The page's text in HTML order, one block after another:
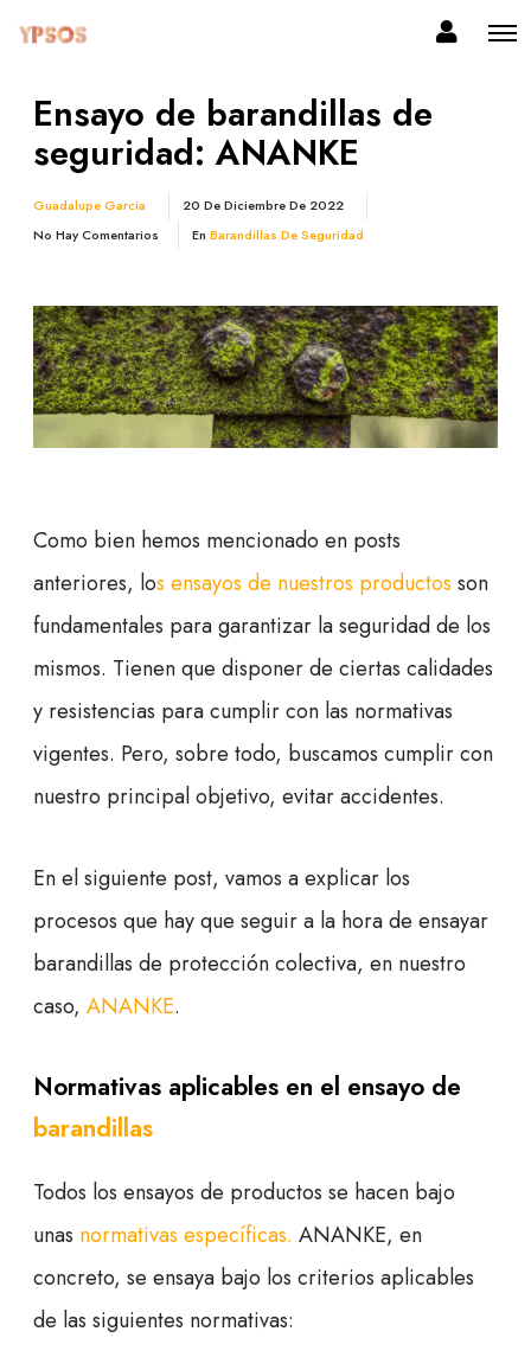
Ensayo de barandillas de
seguridad: ANANKE
Guadalupe Garcia
20 De Diciembre De 2022
No Hay Comentarios
En Barandillas De Seguridad
Como bien hemos mencionado en posts
anteriores, los ensayos de nuestros productos son
fundamentales para garantizar la seguridad de los
mismos. Tienen que disponer de ciertas calidades
y resistencias para cumplir con las normativas
vigentes. Pero, sobre todo, buscamos cumplir con
nuestro principal objetivo, evitar accidentes.
En el siguiente post, vamos a explicar los
procesos que hay que seguir a la hora de ensayar
barandillas de protección colectiva, en nuestro
caso, ANANKE.
Normativas aplicables en el ensayo de
barandillas
Todos los ensayos de productos se hacen bajo
unas normativas específicas. ANANKE, en
concreto, se ensaya bajo los criterios aplicables
de las siguientes normativas: